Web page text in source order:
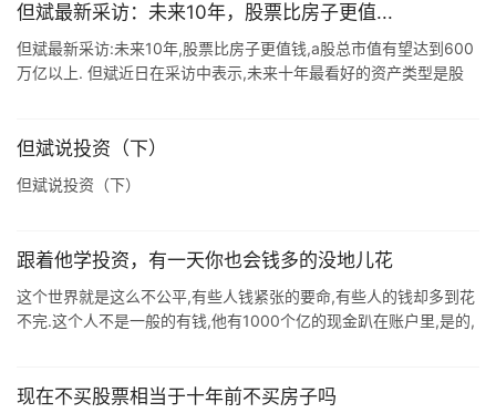
但斌最新采访：未来10年，股票比房子更值...
但斌最新采访:未来10年,股票比房子更值钱,a股总市值有望达到600
万亿以上. 但斌近日在采访中表示,未来十年最看好的资产类型是股
但斌说投资（下）
但斌说投资（下）
跟着他学投资，有一天你也会钱多的没地儿花
这个世界就是这么不公平,有些人钱紧张的要命,有些人的钱却多到花
不完.这个人不是一般的有钱,他有1000个亿的现金趴在账户里,是的,
现在不买股票相当于十年前不买房子吗